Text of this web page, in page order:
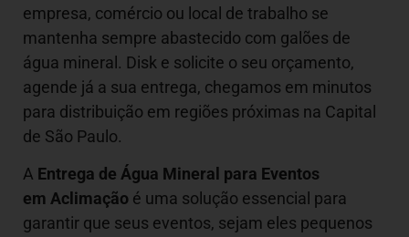
empresa, comércio ou local de trabalho se
mantenha sempre abastecido com galões de
água mineral. Disk e solicite o seu orçamento,
agende já a sua entrega, chegamos em minutos
para distribuição em regiões próximas na Capital
de São Paulo.
A Entrega de Água Mineral para Eventos
em Aclimação é uma solução essencial para
garantir que seus eventos, sejam eles pequenos